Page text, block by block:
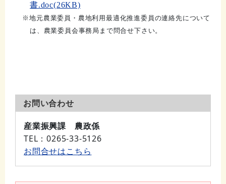
書.doc(26KB)
※地元農業委員・農地利用最適化推進委員の連絡先について
は、農業委員会事務局まで問合せ下さい。
お問い合わせ
産業振興課 農政係
TEL ：0265-33-5126
お問合せはこちら